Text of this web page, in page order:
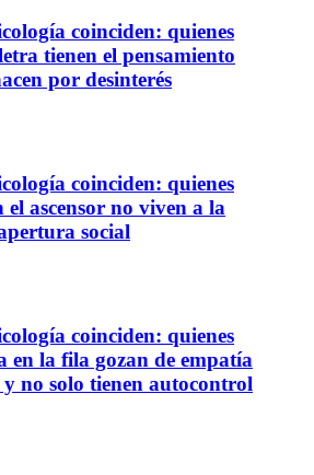
coinciden: quienes
tienen el pensamiento
por desinterés
coinciden: quienes
el ascensor no viven a la
social
coinciden: quienes
en la fila gozan de empatía
no solo tienen autocontrol